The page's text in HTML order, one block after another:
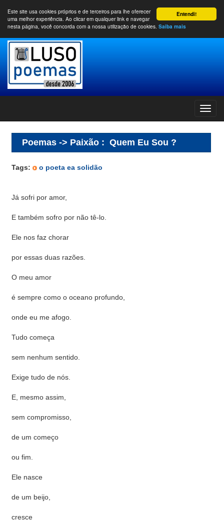
Entendi!
Este site usa cookies próprios e de terceiros para lhe oferecer
uma melhor experiência. Ao clicar em qualquer link e navegar
nesta página, você concorda com a nossa utilização de cookies. Saiba mais
Poemas -> Paixão : Quem Eu Sou ?
Tags: o poeta ea solidão
Já sofri por amor,
E também sofro por não tê-lo.
Ele nos faz chorar
por essas duas razões.
O meu amor
é sempre como o oceano profundo,
onde eu me afogo.
Tudo começa
sem nenhum sentido.
Exige tudo de nós.
E, mesmo assim,
sem compromisso,
de um começo
ou fim.
Ele nasce
de um beijo,
cresce